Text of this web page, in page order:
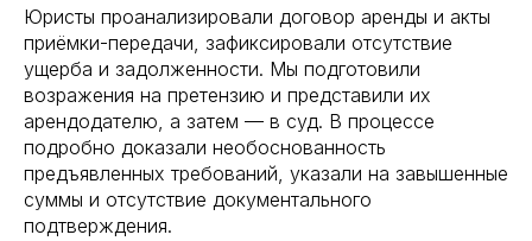
Юристы проанализировали договор аренды и акты
приёмки-передачи, зафиксировали отсутствие
ущерба и задолженности. Мы подготовили
возражения на претензию и представили их
арендодателю, а затем — в суд. В процессе
подробно доказали необоснованность
предъявленных требований, указали на завышенные
суммы и отсутствие документального
подтверждения.